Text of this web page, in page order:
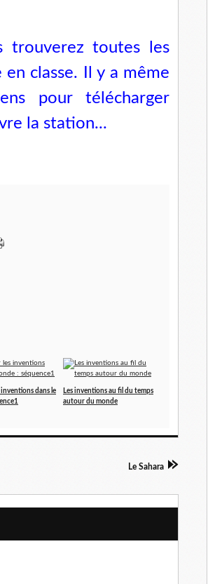
trouverez toutes les
classe. Il y a même
pour télécharger
la station...
dans le
Les inventions au fil du temps
autour du monde
Le Sahara